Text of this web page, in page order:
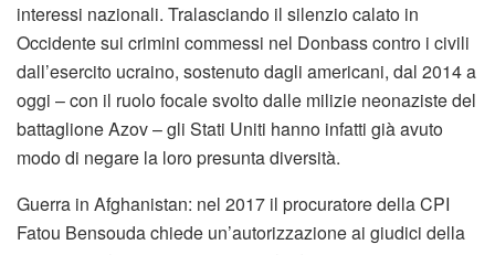
interessi nazionali. Tralasciando il silenzio calato in
Occidente sui crimini commessi nel Donbass contro i civili
dall’esercito ucraino, sostenuto dagli americani, dal 2014 a
oggi – con il ruolo focale svolto dalle milizie neonaziste del
battaglione Azov – gli Stati Uniti hanno infatti già avuto
modo di negare la loro presunta diversità.
Guerra in Afghanistan: nel 2017 il procuratore della CPI
Fatou Bensouda chiede un’autorizzazione ai giudici della